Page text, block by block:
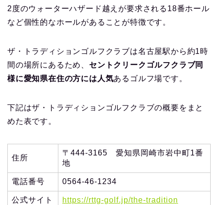
2度のウォーターハザード越えが要求される18番ホール
など個性的なホールがあることが特徴です。
ザ・トラディションゴルフクラブは名古屋駅から約1時
間の場所にあるため、 セントクリークゴルフクラブ同
様に愛知県在住の方には人気あるゴルフ場です。
下記はザ・トラディションゴルフクラブの概要をまと
めた表です。
住所
〒444-3165 愛知県岡崎市岩中町1番
地
電話番号 0564-46-1234
公式サイト https://rttg-golf.jp/the-tradition